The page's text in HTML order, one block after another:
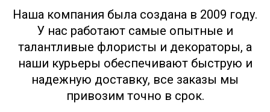
Наша компания была создана в 2009 году.
У нас работают самые опытные и
талантливые флористы и декораторы, а
наши курьеры обеспечивают быструю и
надежную доставку, все заказы мы
привозим точно в срок.